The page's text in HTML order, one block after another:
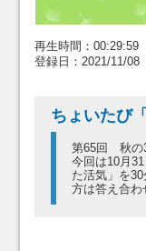
再生時間：
登録日：2021/11/08
ちょいたび
第65回 秋の
今回は10月
た活気」を
方は答え合わ